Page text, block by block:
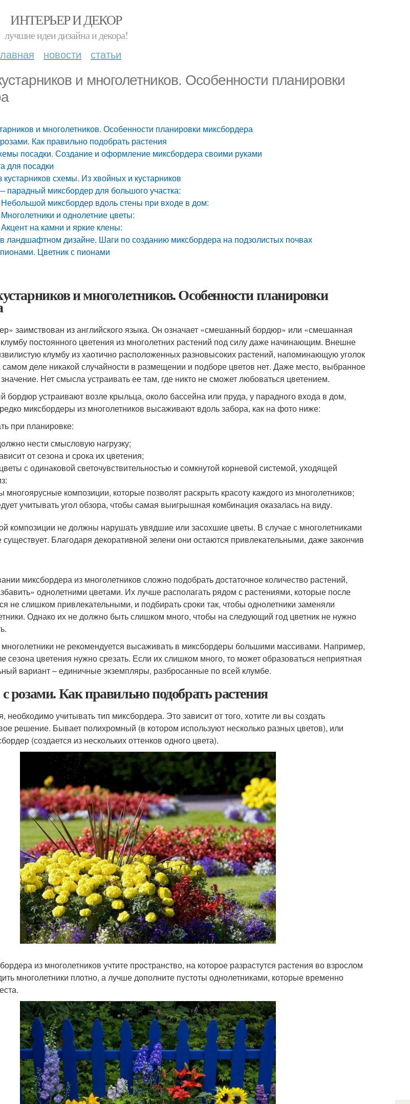
ИНТЕРЬЕР И ДЕКОР
лучшие идеи дизайна и декора!
новости статьи
и многолетников. Особенности планировки
и многолетников. Особенности планировки миксбордера
Как правильно подобрать растения
посадки. Создание и оформление миксбордера своими руками
для посадки
кустарников схемы. Из хвойных и кустарников
миксбордер для большого участка:
миксбордер вдоль стены при входе в дом:
и однолетние цветы:
на камни и яркие клены:
ландшафтном дизайне. Шаги по созданию миксбордера на подзолистых почвах
Цветник с пионами
и многолетников. Особенности планировки
заимствован из английского языка. Он означает «смешанный бордюр» или «смешанная
постоянного цветения из многолетних растений под силу даже начинающим. Внешне
клумбу из хаотично расположенных разновысоких растений, напоминающую уголок
деле никакой случайности в размещении и подборе цветов нет. Даже место, выбранное
Нет смысла устраивать ее там, где никто не сможет любоваться цветением.
устраивают возле крыльца, около бассейна или пруда, у парадного входа в дом,
миксбордеры из многолетников высаживают вдоль забора, как на фото ниже:
при планировке:
нести смысловую нагрузку;
от сезона и срока их цветения;
с одинаковой светочувствительностью и сомкнутой корневой системой, уходящей
многоярусные композиции, которые позволят раскрыть красоту каждого из многолетников;
учитывать угол обзора, чтобы самая выигрышная комбинация оказалась на виду.
композиции не должны нарушать увядшие или засохшие цветы. В случае с многолетниками
существует. Благодаря декоративной зелени они остаются привлекательными, даже закончив
миксбордера из многолетников сложно подобрать достаточное количество растений,
однолетними цветами. Их лучше располагать рядом с растениями, которые после
не слишком привлекательными, и подбирать сроки так, чтобы однолетники заменяли
Однако их не должно быть слишком много, чтобы на следующий год цветник не нужно
не рекомендуется высаживать в миксбордеры большими массивами. Например,
сезона цветения нужно срезать. Если их слишком много, то может образоваться неприятная
вариант – единичные экземпляры, разбросанные по всей клумбе.
розами. Как правильно подобрать растения
необходимо учитывать тип миксбордера. Это зависит от того, хотите ли вы создать
решение. Бывает полихромный (в котором используют несколько разных цветов), или
(создается из нескольких оттенков одного цвета).
из многолетников учтите пространство, на которое разрастутся растения во взрослом
многолетники плотно, а лучше дополните пустоты однолетниками, которые временно